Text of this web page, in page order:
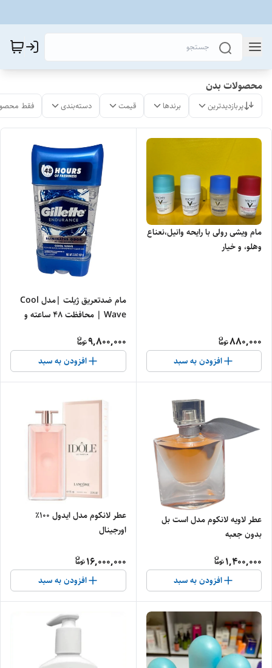
محصولات بدن
پربازدیدترین برندها قیمت دسته‌بندی فقط
مام ویشی رولی با رایحه وانیل،نعناع
وهلو، و خیار
880,000
افزودن به سبد
مام ضدتعریق ژیلت |مدل Cool
Wave | محافظت ۴۸ ساعته و
9,800,000
افزودن به سبد
عطر لاویه لانکوم مدل است بل
بدون جعبه
1,400,000
افزودن به سبد
عطر لانکوم مدل ایدول ۱۰۰٪
اورجینال
16,000,000
افزودن به سبد